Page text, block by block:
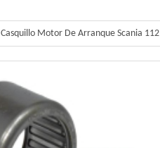
Casquillo Motor De Arranque Scania 112